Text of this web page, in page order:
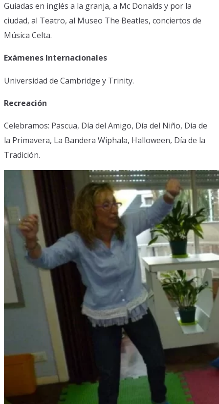
Guiadas en inglés a la granja, a Mc Donalds y por la
ciudad, al Teatro, al Museo The Beatles, conciertos de
Música Celta.
Exámenes Internacionales
Universidad de Cambridge y Trinity.
Recreación
Celebramos: Pascua, Día del Amigo, Día del Niño, Día de
la Primavera, La Bandera Wiphala, Halloween, Día de la
Tradición.